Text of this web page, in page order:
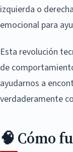
izquierda o
emocional para
Esta revolución
de
ayudarnos a
verdaderamente
🧠 Cómo